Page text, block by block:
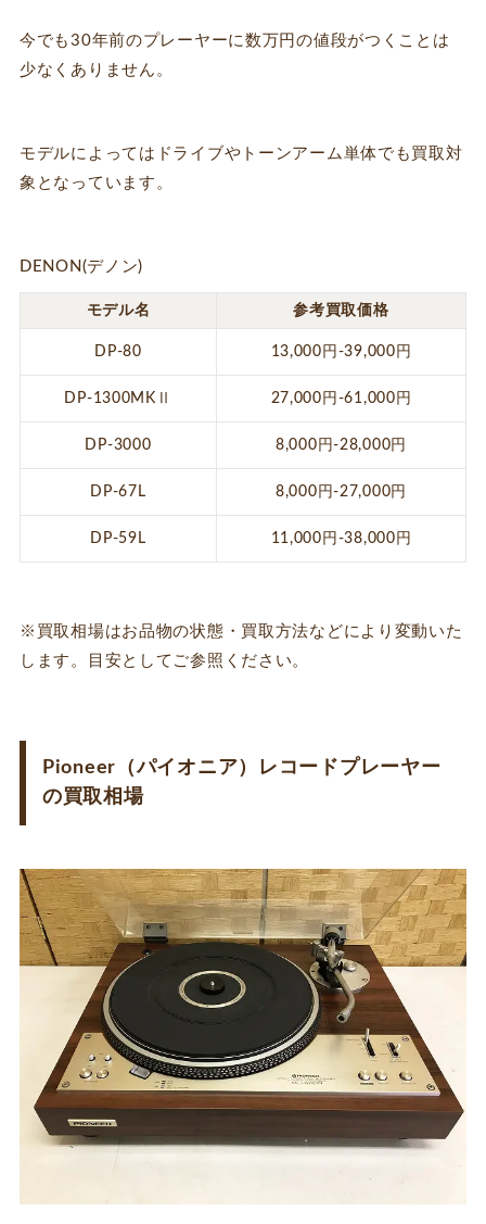
今でも30年前のプレーヤーに数万円の値段がつくことは
少なくありません。
モデルによってはドライブやトーンアーム単体でも買取対
象となっています。
DENON(デノン)
モデル名 参考買取価格
DP-80 13,000円-39,000円
DP-1300MKⅡ 27,000円-61,000円
DP-3000 8,000円-28,000円
DP-67L 8,000円-27,000円
DP-59L 11,000円-38,000円
※買取相場はお品物の状態・買取方法などにより変動いた
します。目安としてご参照ください。
Pioneer（パイオニア）レコードプレーヤー
の買取相場